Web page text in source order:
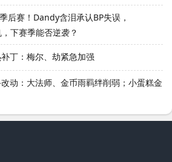
后赛！Dandy含泪承认BP失误，
下赛季能否逆袭？
丁：梅尔、劫紧急加强
动：大法师、金币雨羁绊削弱；小蛋糕金